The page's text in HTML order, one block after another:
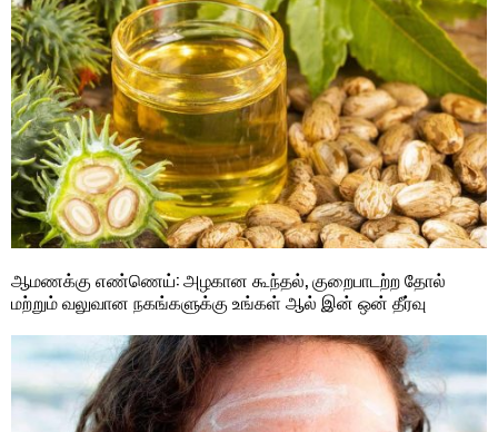
ஆமணக்கு எண்ணெய்: அழகான கூந்தல், குறைபாடற்ற தோல்
மற்றும் வலுவான நகங்களுக்கு உங்கள் ஆல் இன் ஒன் தீர்வு